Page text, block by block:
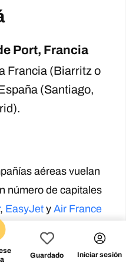
Port, Francia
Francia (Biarritz o
(Santiago,
aéreas vuelan
número de capitales
, EasyJet y Air France
de
El aeropuerto de
encuentra a solo 3km
Guardado Iniciar sesión